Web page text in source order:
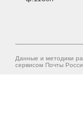
Данные и методики
сервисом Почты